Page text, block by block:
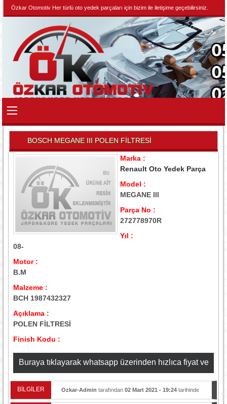
Özkar Otomotiv Her türlü oto yedek parçaları için bizim ile iletişime geçebilirsiniz.
BOSCH MEGANE III POLEN FİLTRESİ
Marka :
Renault Oto Yedek Parça
Model :
MEGANE III
Parça No :
272778970R
Yıl :
08-
Motor :
B.M
Malzeme :
BCH 1987432327
Açıklama :
POLEN FİLTRESİ
Finish Kodu :
Buraya tıklayarak whatsapp üzerinden hızlıca fiyat ve
stok bilgisi alabilirsiniz
BİLGİLER Ozkar-Admin tarafından 02 Mart 2021 - 19:24tarihinde